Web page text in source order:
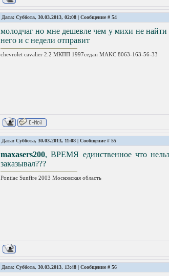
Дата: Суббота, 30.03.2013, 02:08 | Сообщение # 54
молодчаг но мне дешевле чем у михи не
него и с недели отправит
chevrolet cavalier 2.2 МКПП 1997седан MAKC 8063-163-56-33
Дата: Суббота, 30.03.2013, 11:08 | Сообщение # 55
maxasers200, ВРЕМЯ единственное что
заказывал???
Pontiac Sunfire 2003 Московская область
Дата: Суббота, 30.03.2013, 13:48 | Сообщение # 56